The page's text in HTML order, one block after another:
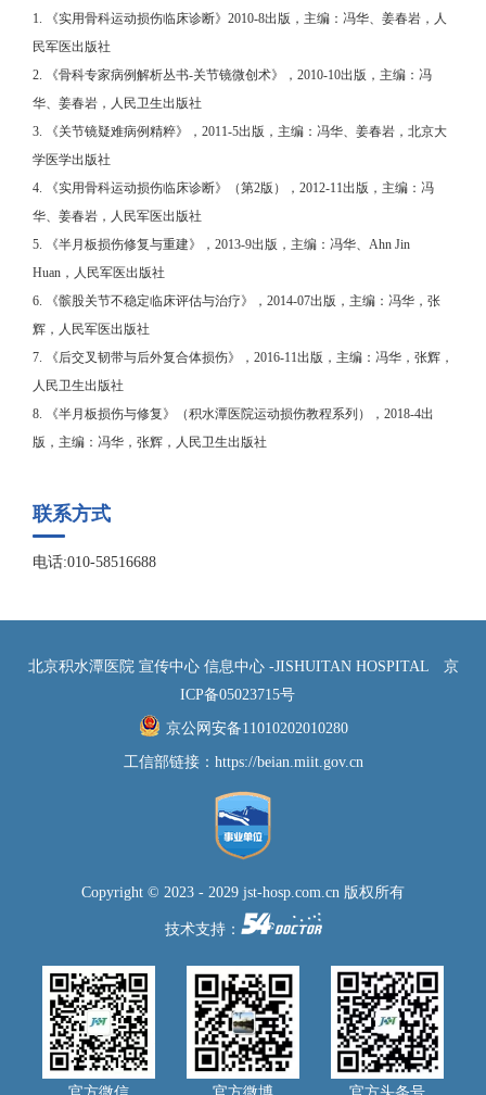
1. 《实用骨科运动损伤临床诊断》2010-8出版，主编：冯华、姜春岩，人
民军医出版社
2. 《骨科专家病例解析丛书-关节镜微创术》，2010-10出版，主编：冯
华、姜春岩，人民卫生出版社
3. 《关节镜疑难病例精粹》，2011-5出版，主编：冯华、姜春岩，北京大
学医学出版社
4. 《实用骨科运动损伤临床诊断》（第2版），2012-11出版，主编：冯
华、姜春岩，人民军医出版社
5. 《半月板损伤修复与重建》，2013-9出版，主编：冯华、Ahn Jin
Huan，人民军医出版社
6. 《髌股关节不稳定临床评估与治疗》，2014-07出版，主编：冯华，张
辉，人民军医出版社
7. 《后交叉韧带与后外复合体损伤》，2016-11出版，主编：冯华，张辉，
人民卫生出版社
8. 《半月板损伤与修复》（积水潭医院运动损伤教程系列），2018-4出
版，主编：冯华，张辉，人民卫生出版社
联系方式
电话:010-58516688
北京积水潭医院 宣传中心 信息中心 -JISHUITAN HOSPITAL
京
ICP备05023715号
京公网安备11010202010280
工信部链接： https://beian.miit.gov.cn
Copyright © 2023 - 2029 jst-hosp.com.cn 版权所有
技术支持：